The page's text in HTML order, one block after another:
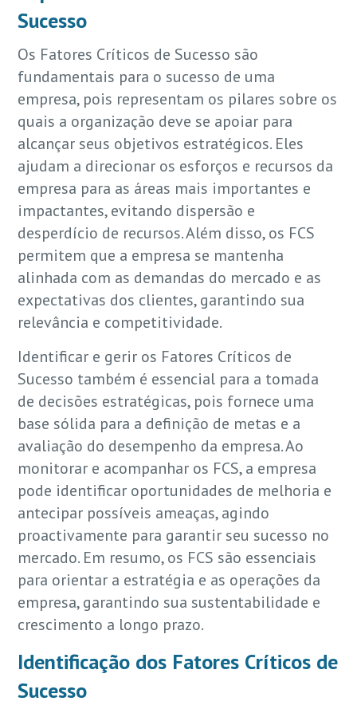
Sucesso
Os Fatores Críticos de Sucesso são
fundamentais para o sucesso de uma
empresa, pois representam os pilares sobre os
quais a organização deve se apoiar para
alcançar seus objetivos estratégicos. Eles
ajudam a direcionar os esforços e recursos da
empresa para as áreas mais importantes e
impactantes, evitando dispersão e
desperdício de recursos. Além disso, os FCS
permitem que a empresa se mantenha
alinhada com as demandas do mercado e as
expectativas dos clientes, garantindo sua
relevância e competitividade.
Identificar e gerir os Fatores Críticos de
Sucesso também é essencial para a tomada
de decisões estratégicas, pois fornece uma
base sólida para a definição de metas e a
avaliação do desempenho da empresa. Ao
monitorar e acompanhar os FCS, a empresa
pode identificar oportunidades de melhoria e
antecipar possíveis ameaças, agindo
proactivamente para garantir seu sucesso no
mercado. Em resumo, os FCS são essenciais
para orientar a estratégia e as operações da
empresa, garantindo sua sustentabilidade e
crescimento a longo prazo.
Identificação dos Fatores Críticos de
Sucesso